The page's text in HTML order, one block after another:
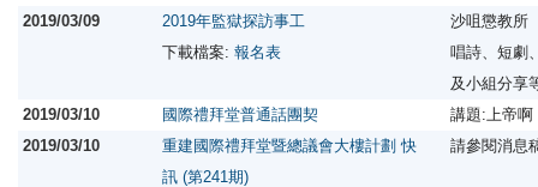
2019/03/09
2019年監獄探訪事工
下載檔案: 報名表
沙咀懲教所
唱詩、短劇
及小組分享
2019/03/10
國際禮拜堂普通話團契
講題:上帝
2019/03/10
重建國際禮拜堂暨總議會大樓計劃 快
訊 (第241期)
請參閱消息